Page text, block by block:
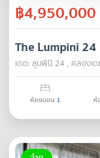
฿4,950,000
The Lumpini 24
เดอะ ลุมพินี 24 , คลองเ
ห้องนอน 1 ห้